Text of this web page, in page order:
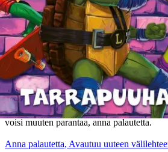
Ominaisuudet
Oletko tyytyväinen
Ovatko tuotetiedot riittävät? Jos
voisi muuten parantaa, anna palautetta.
Anna palautetta, Avautuu uuteen